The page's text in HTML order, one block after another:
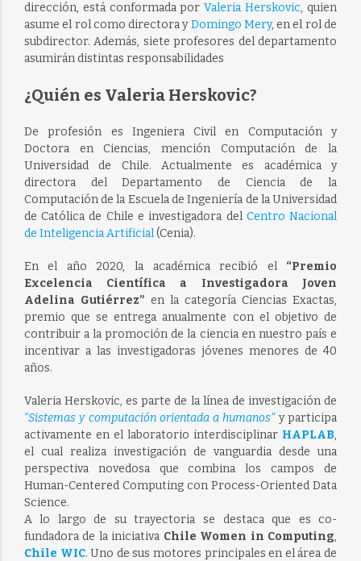
dirección, está conformada porValeria Herskovic, quien
asume el rol como directora yDomingo Mery, en el rol de
subdirector. Además, siete profesores del departamento
asumirán distintas responsabilidades
¿Quién es Valeria Herskovic?
De profesión es Ingeniera Civil en Computación y
Doctora en Ciencias, mención Computación de la
Universidad de Chile. Actualmente es académica y
directora del Departamento de Ciencia de la
Computación de la Escuela de Ingeniería de la Universidad
de Católica de Chile e investigadora del Centro Nacional
de Inteligencia Artificial(Cenia).
En el año 2020, la académica recibió el“Premio
Excelencia Científica a Investigadora Joven
Adelina Gutiérrez” en la categoría Ciencias Exactas,
premio que se entrega anualmente con el objetivo de
contribuir a la promoción de la ciencia en nuestro país e
incentivar a las investigadoras jóvenes menores de 40
años.
Valeria Herskovic, es parte de la línea de investigación de
“Sistemas y computación orientada a humanos”y participa
activamente en el laboratorio interdisciplinar HAPLAB,
el cual realiza investigación de vanguardia desde una
perspectiva novedosa que combina los campos de
Human-Centered Computing con Process-Oriented Data
Science.
A lo largo de su trayectoria se destaca que es co-
fundadora de la iniciativa Chile Women in Computing,
Chile WIC. Uno de sus motores principales en el área de